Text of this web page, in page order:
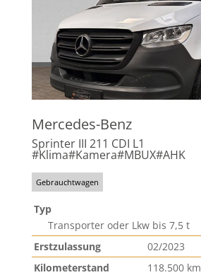
Mercedes-Benz
Sprinter III 211 CDI L1
#Klima#Kamera#MBUX#AHK
Gebrauchtwagen
Typ
Transporter oder Lkw bis 7,5 t
Erstzulassung
02/2023
Kilometerstand
118.500 km